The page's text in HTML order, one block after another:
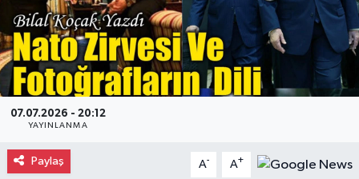
07.07.2026 - 20:12
YAYINLANMA
Paylaş A- A+
Gayrimenkul
Spor
Eğitim